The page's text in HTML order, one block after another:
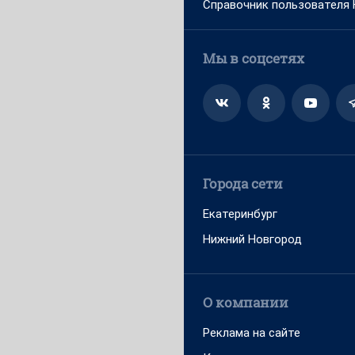
Справочник пользователя
Мы в соцсетях
Города сети
Екатеринбург
Нижний Новгород
О компании
Реклама на сайте